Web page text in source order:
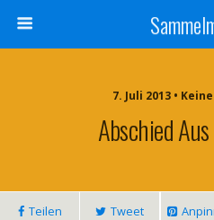
7. Juli 2013 •
Abschied
Teilen Tweet